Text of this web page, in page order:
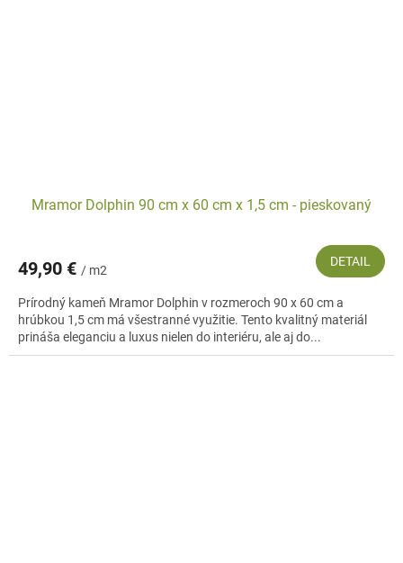
Mramor Dolphin 90 cm x 60 cm x 1,5 cm - pieskovaný
49,90 € / m2
DETAIL
Prírodný kameň Mramor Dolphin v rozmeroch 90 x 60 cm a
hrúbkou 1,5 cm má všestranné využitie. Tento kvalitný materiál
prináša eleganciu a luxus nielen do interiéru, ale aj do...